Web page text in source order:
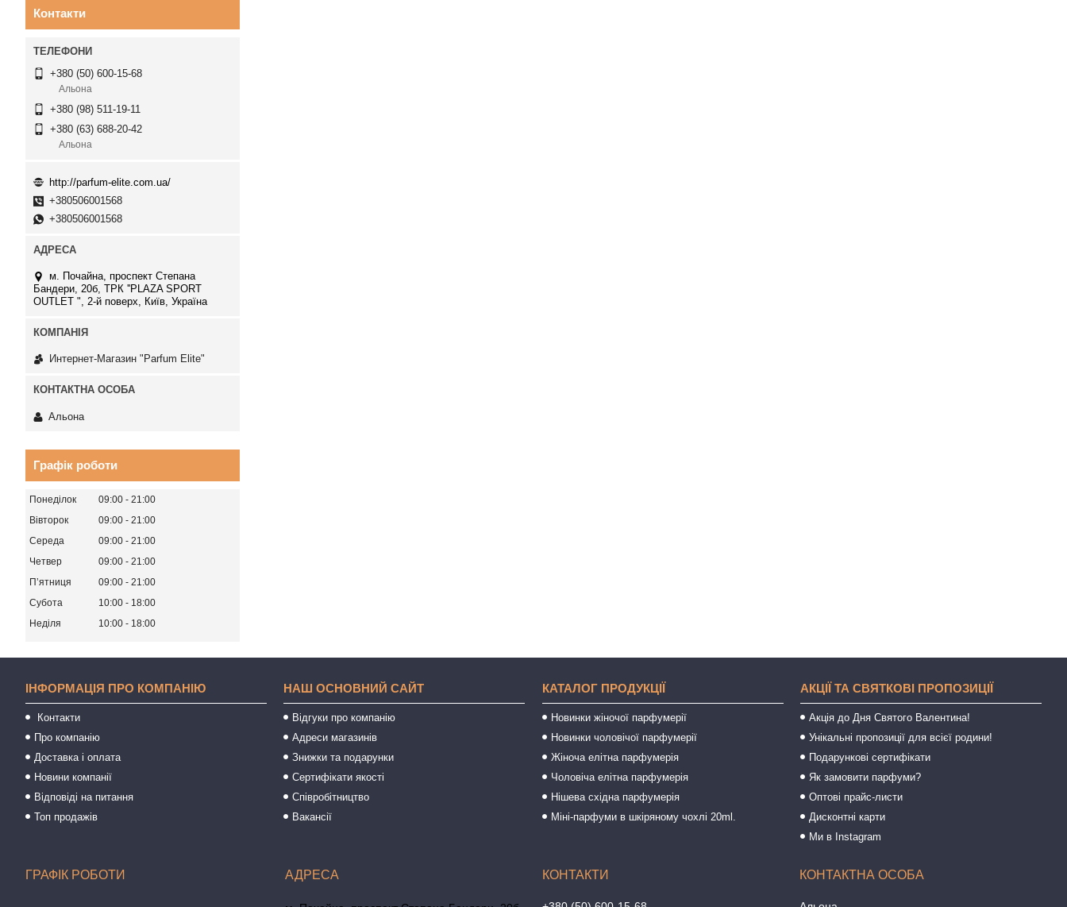
Контакти
+380 (50) 600-15-68
Альона
+380 (98) 511-19-11
+380 (63) 688-20-42
Альона
http://parfum-elite.com.ua/
+380506001568
+380506001568
м. Почайна, проспект Степана
Бандери, 20б, ТРК ''PLAZA SPORT
OUTLET ", 2-й поверх, Київ, Україна
Интернет-Магазин "Parfum Elite"
Альона
Графік роботи
Понеділок 09:00
21:00
Вівторок
09:00
21:00
Середа
09:00
21:00
Четвер
09:00
21:00
Пʼятниця
09:00
21:00
Субота
10:00
18:00
Неділя
10:00 18:00
ІНФОРМАЦІЯ ПРО КОМПАНІЮ
Контакти
Про компанію
Доставка і оплата
Новини компанії
Відповіді на питання
Топ продажів
НАШ ОСНОВНИЙ САЙТ
Відгуки про компанію
Адреси магазинів
Знижки та подарунки
Сертифікати якості
Співробітництво
Вакансії
КАТАЛОГ ПРОДУКЦІЇ
Новинки жіночої парфумерії
Новинки чоловічої парфумерії
Жіноча елітна парфумерія
Чоловіча елітна парфумерія
Нішева східна парфумерія
Міні-парфуми в шкіряному чохлі 20ml.
АКЦІЇ ТА СВЯТКОВІ ПРОПОЗИЦІЇ
Акція до Дня Святого Валентина!
Унікальні пропозиції для всієї родини!
Подарункові сертифікати
Як замовити парфуми?
Оптові прайс-листи
Дисконтні карти
Ми в Instagram
ГРАФІК РОБОТИ